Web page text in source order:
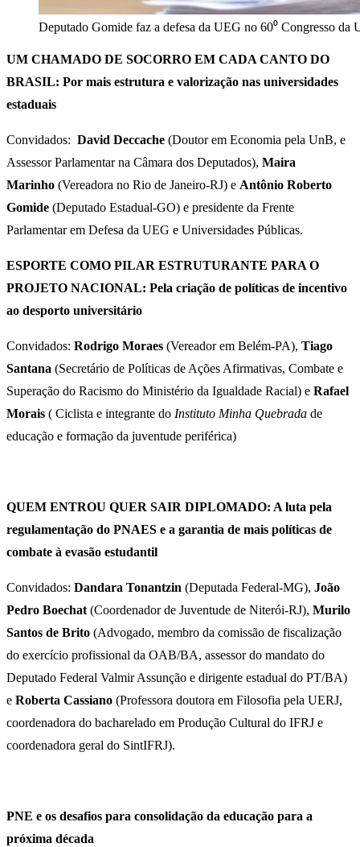
Deputado Gomide faz a defesa da UEG no 60⁰ Congresso da
UM CHAMADO DE SOCORRO EM CADA CANTO DO
BRASIL: Por mais estrutura e valorização nas universidades
estaduais
Convidados: David Deccache (Doutor em Economia pela UnB, e
Assessor Parlamentar na Câmara dos Deputados), Maira
Marinho (Vereadora no Rio de Janeiro-RJ) e Antônio Roberto
Gomide (Deputado Estadual-GO) e presidente da Frente
Parlamentar em Defesa da UEG e Universidades Públicas.
ESPORTE COMO PILAR ESTRUTURANTE PARA O
PROJETO NACIONAL: Pela criação de políticas de incentivo
ao desporto universitário
Convidados: Rodrigo Moraes (Vereador em Belém-PA), Tiago
Santana (Secretário de Políticas de Ações Afirmativas, Combate e
Superação do Racismo do Ministério da Igualdade Racial) e Rafael
Morais ( Ciclista e integrante do Instituto Minha Quebrada de
educação e formação da juventude periférica)
QUEM ENTROU QUER SAIR DIPLOMADO: A luta pela
regulamentação do PNAES e a garantia de mais políticas de
combate à evasão estudantil
Convidados: Dandara Tonantzin (Deputada Federal-MG), João
Pedro Boechat (Coordenador de Juventude de Niterói-RJ), Murilo
Santos de Brito (Advogado, membro da comissão de fiscalização
do exercício profissional da OAB/BA, assessor do mandato do
Deputado Federal Valmir Assunção e dirigente estadual do PT/BA)
e Roberta Cassiano (Professora doutora em Filosofia pela UERJ,
coordenadora do bacharelado em Produção Cultural do IFRJ e
coordenadora geral do SintIFRJ).
PNE e os desafios para consolidação da educação para a
próxima década